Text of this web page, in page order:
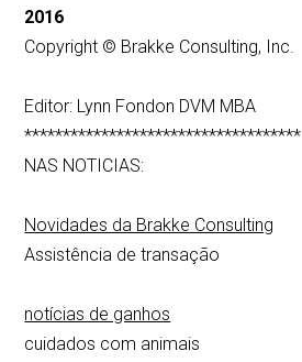
2016
Copyright © Brakke Consulting, Inc.
Editor: Lynn Fondon DVM MBA
************************************
NAS NOTICIAS:
Novidades da Brakke Consulting
Assistência de transação
notícias de ganhos
cuidados com animais